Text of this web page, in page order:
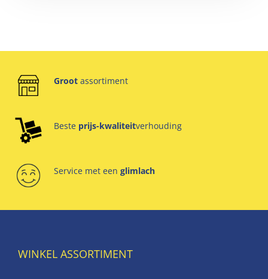
Groot assortiment
Beste prijs-kwaliteitverhouding
Service met een glimlach
WINKEL ASSORTIMENT